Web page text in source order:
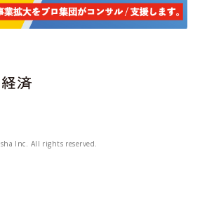
Inc. All rights reserved.